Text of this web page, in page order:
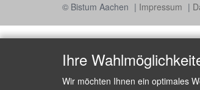
© Bistum Aachen Impressum
Ihre
Wir möchten Ihnen ein optimales